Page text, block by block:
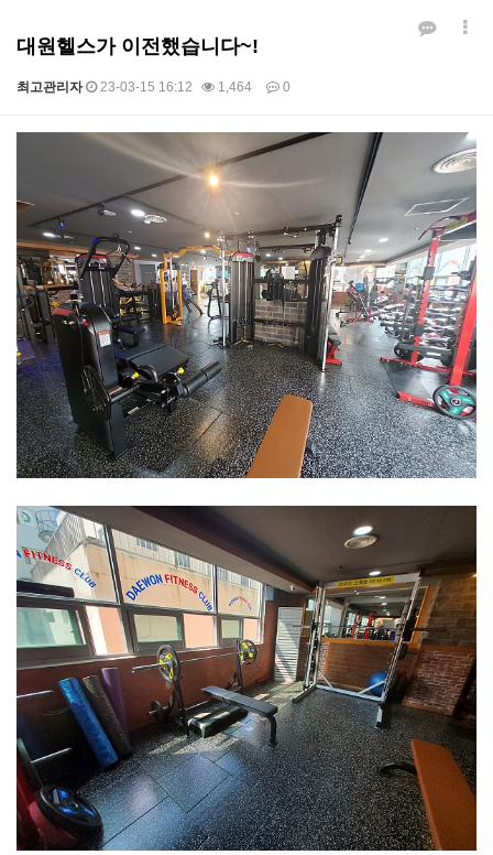
대원헬스가 이전했습니다~!
최고관리자 23-03-15 16:12 1,464 0